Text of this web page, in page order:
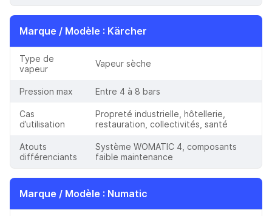
Marque / Modèle : Kärcher
Type de
vapeur
Vapeur sèche
Pression max Entre 4 à 8 bars
Cas
d’utilisation
Propreté industrielle, hôtellerie,
restauration, collectivités, santé
Atouts
différenciants
Système WOMATIC 4, composants
faible maintenance
Marque / Modèle : Numatic